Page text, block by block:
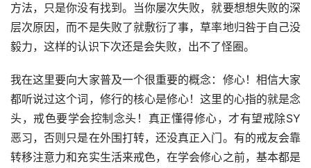
方法，只是你没有找到。当你屡次失败，就要想想失败的深
层次原因，而不是失败了就敷衍了事，草率地归咎于自己没
毅力，这样的认识下次还是会失败，出不了怪圈。
我在这里要向大家普及一个很重要的概念：修心！相信大家
都听说过这个词，修行的核心是修心！这里的心指的就是念
头，戒色要学会控制念头！真正懂得修心，才有望戒除SY
恶习，否则只是在外围打转，还没真正入门。有的戒友会靠
转移注意力和充实生活来戒色，在学会修心之前，基本都是